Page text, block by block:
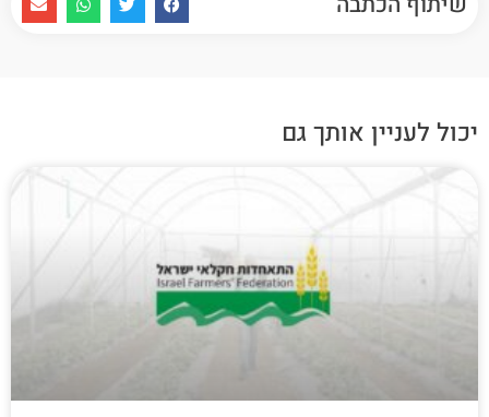
יכול לעניין אותך גם